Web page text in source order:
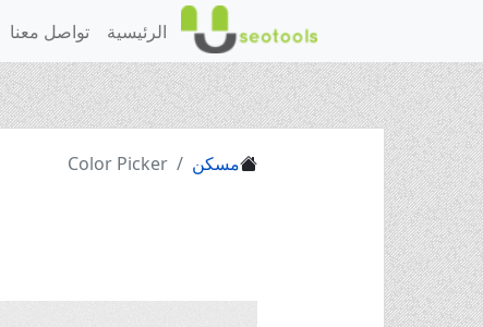
الرئيسية تواصل معنا
مسكن Color Picker